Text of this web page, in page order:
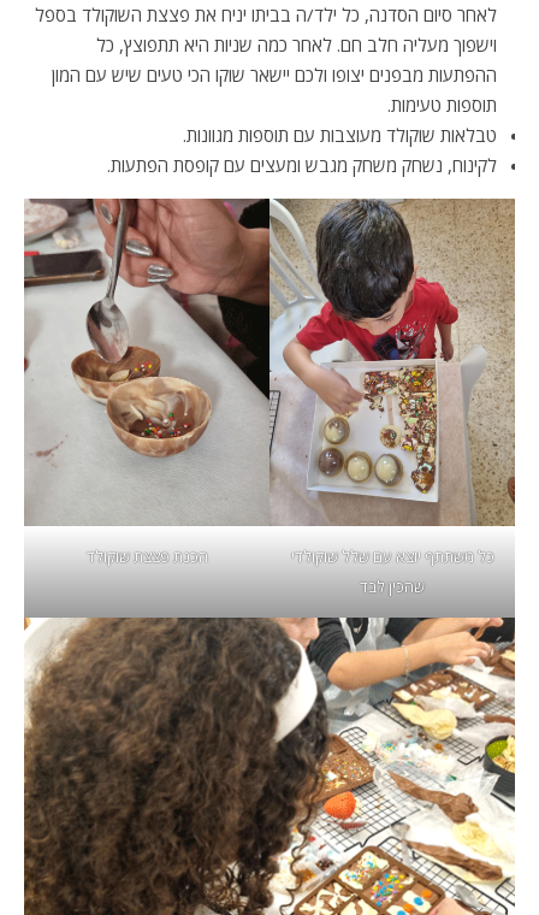
לאחר סיום הסדנה, כל ילד/ה בביתו יניח את פצצת השוקולד בספל
וישפוך מעליה חלב חם. לאחר כמה שניות היא תתפוצץ, כל
ההפתעות מבפנים יצופו ולכם יישאר שוקו הכי טעים שיש עם המון
תוספות טעימות.
טבלאות שוקולד מעוצבות עם תוספות מגוונות.
לקינוח, נשחק משחק מגבש ומעצים עם קופסת הפתעות.
כל משתתף יוצא עם שלל שוקולדי
שהכין לבד
הכנת פצצת שוקולד